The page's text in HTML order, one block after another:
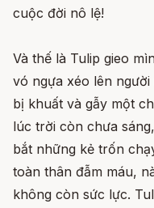
cuộc đời nô lệ!
Và thế là Tulip gieo
vó ngựa xéo lên
bị khuất và gẫy một
lúc trời còn chưa
bắt những kẻ trốn
toàn thân đẫm máu,
không còn sức lực.